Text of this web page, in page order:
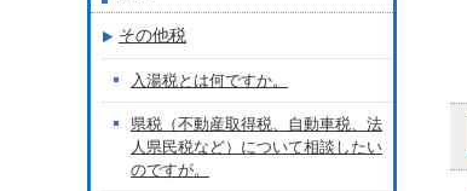
その他税
入湯税とは何ですか。
県税（不動産取得税、自動車税、法
人県民税など）について相談したい
のですが。